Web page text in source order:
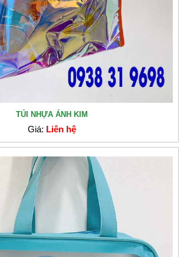
TÚI NHỰA ÁNH KIM
Giá: Liên hệ